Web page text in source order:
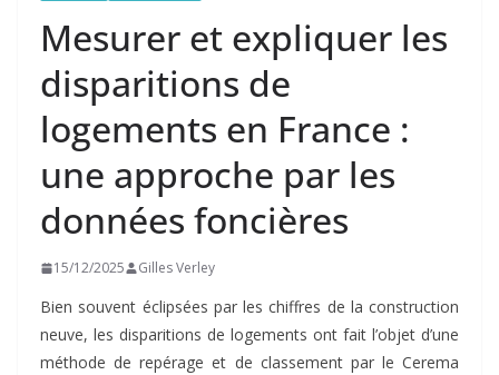
Mesurer et expliquer les
disparitions de
logements en France :
une approche par les
données foncières
15/12/2025 Gilles Verley
Bien souvent éclipsées par les chiffres de la construction
neuve, les disparitions de logements ont fait l’objet d’une
méthode de repérage et de classement par le Cerema